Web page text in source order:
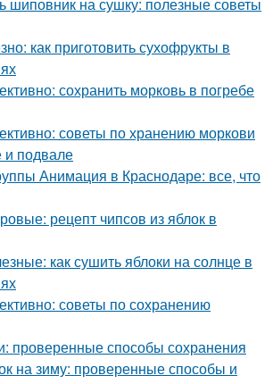
как приготовить сухофрукты в
сохранить морковь в погребе
советы по хранению моркови
и подвале
Анимация в Краснодаре: все, что
рецепт чипсов из яблок в
как сушить яблоки на солнце в
советы по сохранению
проверенные способы сохранения
на зиму: проверенные способы и